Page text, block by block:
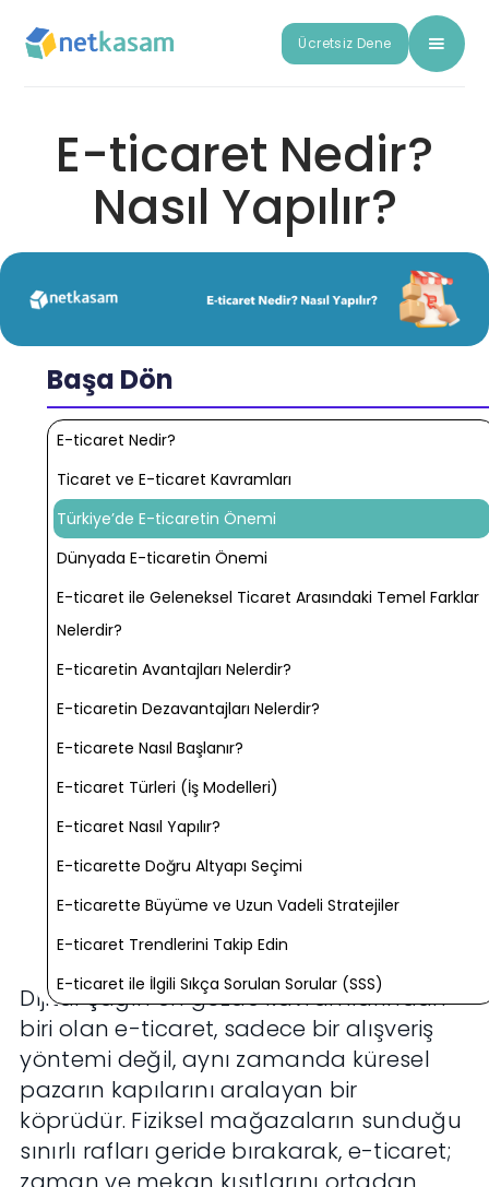
Ücretsiz Dene
E-ticaret Nedir?
Nasıl Yapılır?
Başa Dön
E-ticaret Nedir?
Ticaret ve E-ticaret Kavramları
Türkiye’de E-ticaretin Önemi
Dünyada E-ticaretin Önemi
E-ticaret ile Geleneksel Ticaret Arasındaki Temel Farklar
Nelerdir?
E-ticaretin Avantajları Nelerdir?
E-ticaretin Dezavantajları Nelerdir?
E-ticarete Nasıl Başlanır?
E-ticaret Türleri (İş Modelleri)
E-ticaret Nasıl Yapılır?
E-ticarette Doğru Altyapı Seçimi
E-ticarette Büyüme ve Uzun Vadeli Stratejiler
E-ticaret Trendlerini Takip Edin
E-ticaret ile İlgili Sıkça Sorulan Sorular (SSS)
Dijital çağın en gözde kavramlarından
biri olan e-ticaret, sadece bir alışveriş
yöntemi değil, aynı zamanda küresel
pazarın kapılarını aralayan bir
köprüdür. Fiziksel mağazaların sunduğu
sınırlı rafları geride bırakarak, e-ticaret;